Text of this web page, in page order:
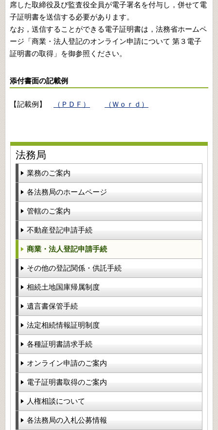
席した取締役及び監査役全員が電子署名を付与し，併せて電
子証明書を送信する必要があります。
なお，送信することができる電子証明書は，法務省ホームペ
ージ「商業・法人登記のオンライン申請について 第３電子
証明書の取得」を御参照ください。
添付書面の記載例
【記載例】 （ＰＤＦ） （Ｗｏｒｄ）
法務局
業務のご案内
各法務局のホームページ
管轄のご案内
不動産登記申請手続
商業・法人登記申請手続
その他の登記関係・供託手続
相続土地国庫帰属制度
遺言書保管手続
法定相続情報証明制度
各種証明書請求手続
オンライン申請のご案内
電子証明書取得のご案内
人権相談について
各法務局の入札公募情報